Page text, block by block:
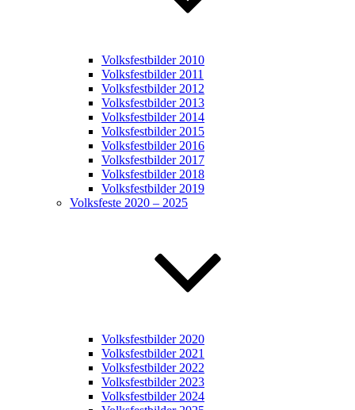
Volksfestbilder 2010
Volksfestbilder 2011
Volksfestbilder 2012
Volksfestbilder 2013
Volksfestbilder 2014
Volksfestbilder 2015
Volksfestbilder 2016
Volksfestbilder 2017
Volksfestbilder 2018
Volksfestbilder 2019
Volksfeste 2020 – 2025
Volksfestbilder 2020
Volksfestbilder 2021
Volksfestbilder 2022
Volksfestbilder 2023
Volksfestbilder 2024